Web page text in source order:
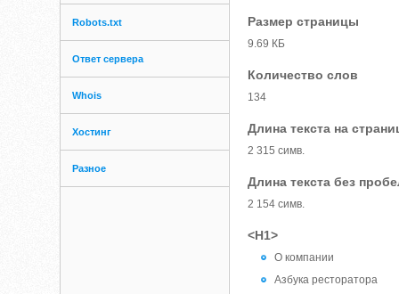
Robots.txt
Ответ сервера
Whois
Хостинг
Разное
Размер страницы
9.69 КБ
Количество слов
134
Длина текста на
2 315 симв.
Длина текста без
2 154 симв.
<H1>
О компании
Азбука ресторатора